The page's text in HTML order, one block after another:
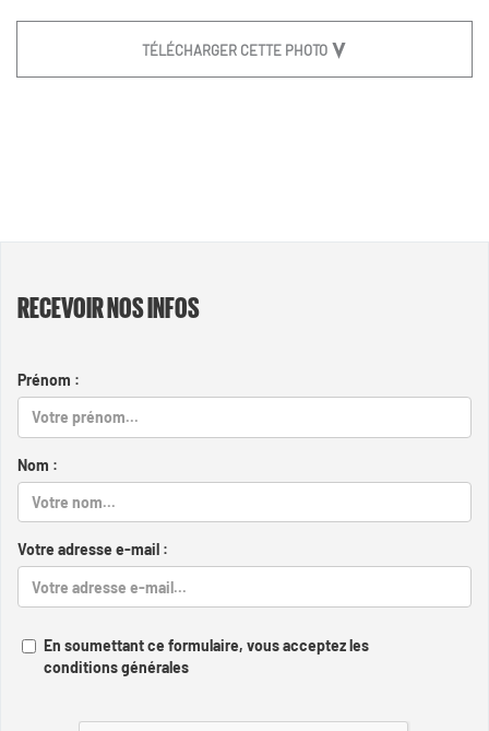
TÉLÉCHARGER CETTE PHOTO
RECEVOIR NOS INFOS
Prénom :
Nom :
Votre adresse e-mail :
En soumettant ce formulaire, vous acceptez les
conditions générales